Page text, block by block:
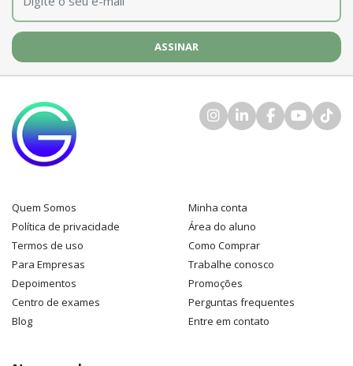
Quem Somos
Política de privacidade
Termos de uso
Para Empresas
Depoimentos
Centro de exames
Blog
Minha conta
Área do aluno
Como Comprar
Trabalhe conosco
Promoções
Perguntas frequentes
Entre em contato